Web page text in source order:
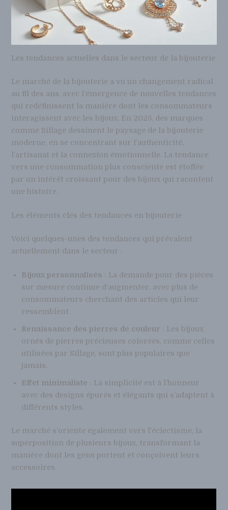
Les tendances actuelles dans le secteur de la bijouterie
Le marché de la bijouterie a vu un changement radical
au fil des ans, avec l’émergence de nouvelles tendances
qui redéfinissent la manière dont les consommateurs
interagissent avec les bijoux. En 2025, des marques
comme Sillage dessinent le paysage de la bijouterie
moderne, en se concentrant sur l’authenticité,
l’artisanat et la connexion émotionnelle. La tendance
vers une consommation plus consciente est étoffée
par un intérêt croissant pour des bijoux qui racontent
une histoire.
Les éléments clés des tendances en bijouterie
Voici quelques-unes des tendances qui prévalent
actuellement dans le secteur :
Bijoux personnalisés : La demande pour des pièces
sur mesure continue d’augmenter, avec plus de
consommateurs cherchant des articles qui leur
ressemblent.
Renaissance des pierres de couleur : Les bijoux
ornés de pierres précieuses colorées, comme celles
utilisées par Sillage, sont plus populaires que
jamais.
Effet minimaliste : La simplicité est à l’honneur
avec des designs épurés et élégants qui s’adaptent à
différents styles.
Le marché s’oriente également vers l’éclectisme, la
superposition de plusieurs bijoux, transformant la
manière dont les gens portent et conçoivent leurs
accessoires.